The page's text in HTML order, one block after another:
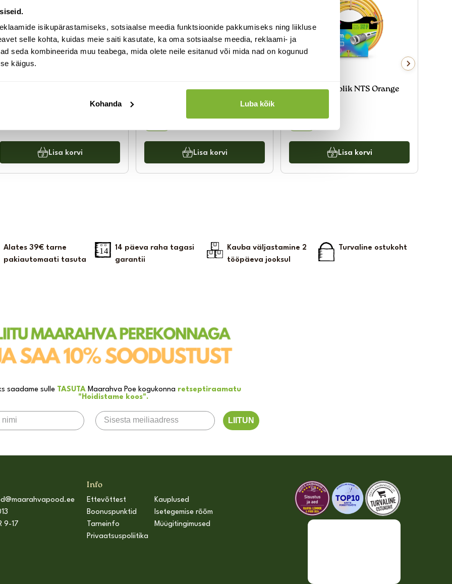
isikupärastamiseks, sotsiaalse meedia funktsioonide pakkumiseks ning liikluse
selle kohta, kuidas meie saiti kasutate, ka oma sotsiaalse meedia, reklaami- ja
seda kombineerida muu teabega, mida olete neile esitanud või mida nad on kogunud
käigus.
Kohanda Luba kõik
Lisa korvi
Kindad Maxfeel puutetundlik
Lisa korvi
Universaalvoolik NTS Orange
Lisa korvi
Alates 39€ tarne
pakiautomaati tasuta
14 päeva raha tagasi
garantii
Kauba väljastamine 2
tööpäeva jooksul
Turvaline ostukoht
saadame sulle TASUTA Maarahva Poe kogukonna retseptiraamatu
"Hoidistame koos".
LIITUN
9-17
Info
Ettevõttest
Kauplused
Boonuspunktid
Isetegemise rõõm
Tarneinfo
Müügitingimused
Privaatsuspoliitika